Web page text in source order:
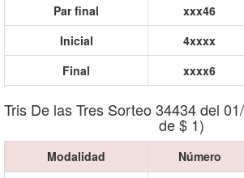
Par final
xxx46
Inicial
4xxxx
Final
xxxx6
Tris De las Tres Sorteo 34434 del
de $ 1)
Modalidad Número